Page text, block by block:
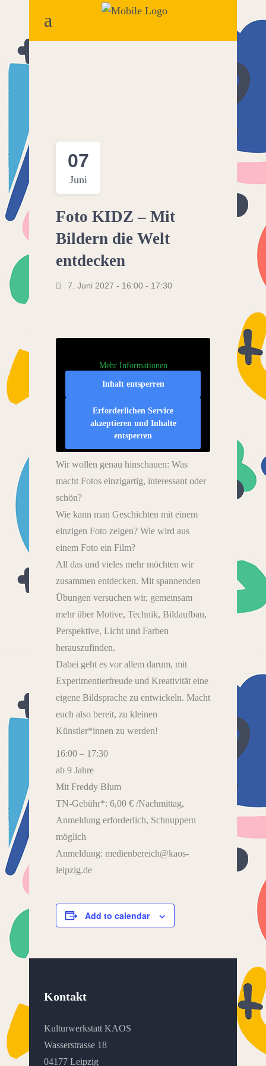
07
Juni
Foto KIDZ – Mit
Bildern die Welt
entdecken
7. Juni 2027 - 16:00 - 17:30
Mehr Informationen
Inhalt entsperren
Erforderlichen Service
akzeptieren und Inhalte
entsperren
Wir wollen genau hinschauen: Was
macht Fotos einzigartig, interessant oder
schön?
Wie kann man Geschichten mit einem
einzigen Foto zeigen? Wie wird aus
einem Foto ein Film?
All das und vieles mehr möchten wir
zusammen entdecken. Mit spannenden
Übungen versuchen wir, gemeinsam
mehr über Motive, Technik, Bildaufbau,
Perspektive, Licht und Farben
herauszufinden.
Dabei geht es vor allem darum, mit
Experimentierfreude und Kreativität eine
eigene Bildsprache zu entwickeln. Macht
euch also bereit, zu kleinen
Künstler*innen zu werden!
16:00 – 17:30
ab 9 Jahre
Mit Freddy Blum
TN-Gebühr*: 6,00 € /Nachmittag,
Anmeldung erforderlich, Schnuppern
möglich
Anmeldung: medienbereich@kaos-
leipzig.de
Add to calendar
Kontakt
Kulturwerkstatt KAOS
Wasserstrasse 18
04177 Leipzig